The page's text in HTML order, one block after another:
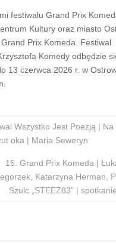
festiwalu Grand Prix
Kultury oraz miasto
Prix Komeda. Festiwal
Komedy odbędzie
13 czerwca 2026 r. w
Wszystko Jest Poezją | Na
oka | Maria Seweryn
15. Grand Prix Komeda |
Katarzyna Herman,
Szulc „STEEZ83” | spotkanie